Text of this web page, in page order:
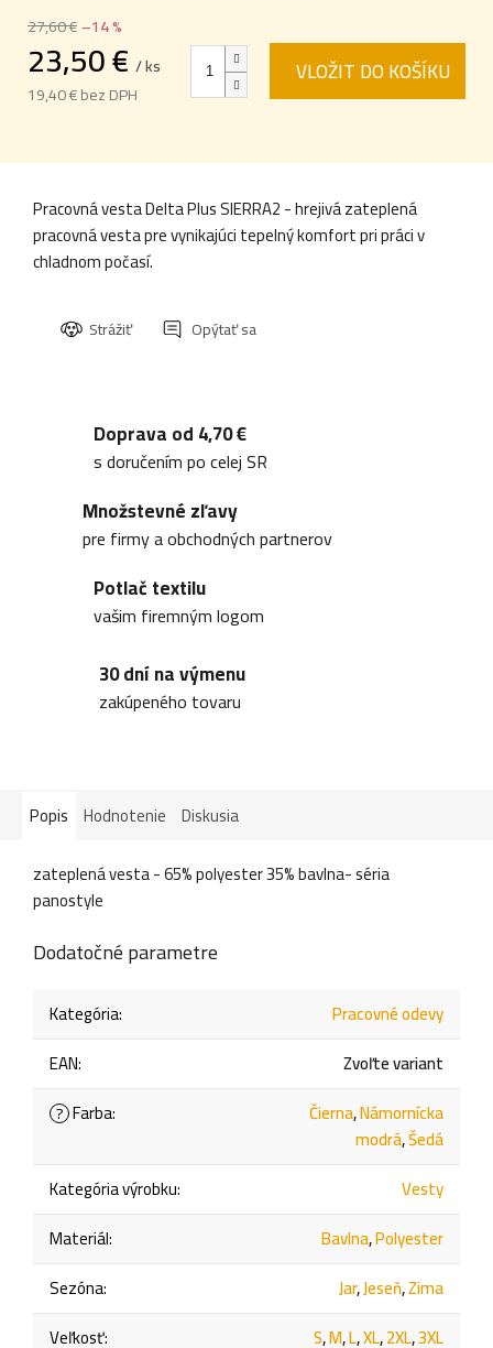
27,60 €–14 %
23,50 € / ks
19,40 € bez DPH
VLOŽIT DO KOŠÍKU
Pracovná vesta Delta Plus SIERRA2 - hrejivá zateplená
pracovná vesta pre vynikajúci tepelný komfort pri práci v
chladnom počasí.
Opýtať sa
Strážiť
Doprava od 4,70 €
s doručením po celej SR
Množstevné zľavy
pre firmy a obchodných partnerov
Potlač textilu
vašim firemným logom
30 dní na výmenu
zakúpeného tovaru
Popis Hodnotenie Diskusia
zateplená vesta - 65% polyester 35% bavlna- séria
panostyle
Dodatočné parametre
Kategória:
Pracovné odevy
EAN: Zvoľte variant
? Farba: Čierna,Námornícka
modrá,Šedá
Kategória výrobku:
Vesty
Materiál: Bavlna,Polyester
Sezóna: Jar,Jeseň,Zima
Veľkosť: S,M,L,XL,2XL,3XL